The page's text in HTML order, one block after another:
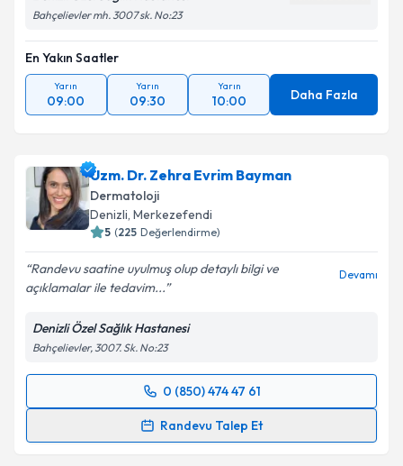
Bahçelievler mh. 3007 sk. No:23
En Yakın Saatler
Yarın
09:00
Yarın
09:30
Yarın
10:00 Daha Fazla
Uzm. Dr. Zehra Evrim Bayman
Dermatoloji
Denizli, Merkezefendi
5 (225 Değerlendirme)
Randevu saatine uyulmuş olup detaylı bilgi ve
açıklamalar ile tedavim...
Devamı
Denizli Özel Sağlık Hastanesi
Bahçelievler, 3007. Sk. No:23
0 (850) 474 47 61
Randevu Talep Et
Randevu Takvimi Talebi